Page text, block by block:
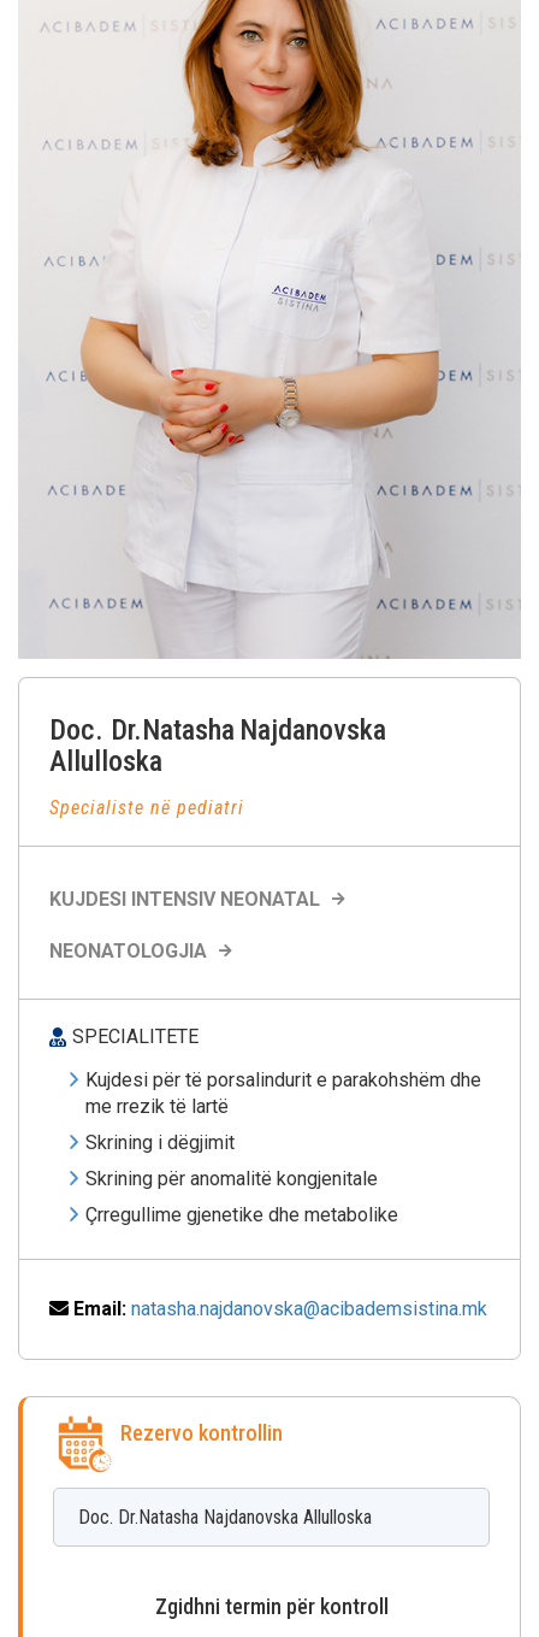
Doc. Dr.Natasha Najdanovska
Allulloska
Specialiste në pediatri
KUJDESI INTENSIV NEONATAL
NEONATOLOGJIA
SPECIALITETE
Kujdesi për të porsalindurit e parakohshëm dhe
me rrezik të lartë
Skrining i dëgjimit
Skrining për anomalitë kongjenitale
Çrregullime gjenetike dhe metabolike
Email: natasha.najdanovska@acibademsistina.mk
Rezervo kontrollin
Doc. Dr.Natasha Najdanovska Allulloska
Zgidhni termin për kontroll